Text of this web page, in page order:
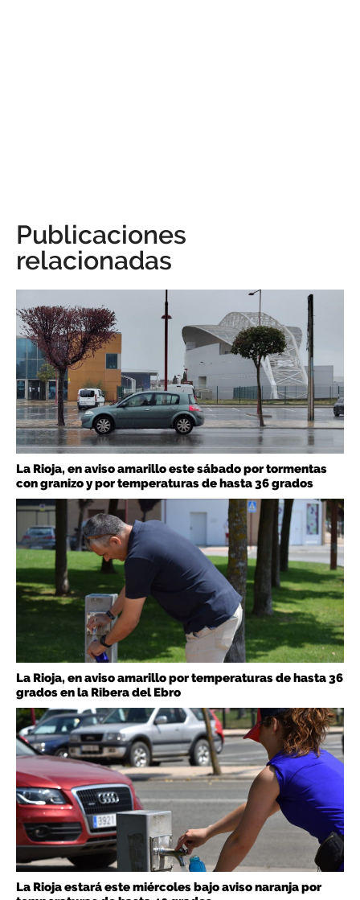
Publicaciones
relacionadas
La Rioja, en aviso amarillo este sábado por tormentas
con granizo y por temperaturas de hasta 36 grados
La Rioja, en aviso amarillo por temperaturas de hasta 36
grados en la Ribera del Ebro
La Rioja estará este miércoles bajo aviso naranja por